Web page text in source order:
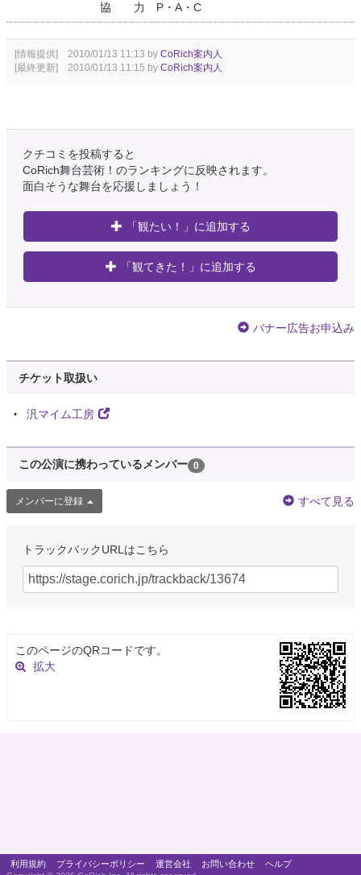
協 力 P・A・C
[情報提供] 2010/01/13 11:13 by CoRich案内人
[最終更新] 2010/01/13 11:15 by CoRich案内人
クチコミを投稿すると
CoRich舞台芸術！のランキングに反映されます。
面白そうな舞台を応援しましょう！
「観たい！」に追加する
「観てきた！」に追加する
バナー広告お申込み
チケット取扱い
汎マイム工房
この公演に携わっているメンバー 0
メンバーに登録 すべて見る
トラックバックURLはこちら
このページのQRコードです。
拡大
利用規約 プライバシーポリシー 運営会社 お問い合わせ
ヘルプ